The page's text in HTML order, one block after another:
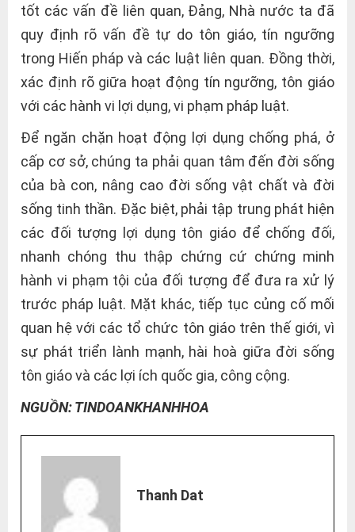
tốt các vấn đề liên quan, Đảng, Nhà nước ta đã
quy định rõ vấn đề tự do tôn giáo, tín ngưỡng
trong Hiến pháp và các luật liên quan. Đồng thời,
xác định rõ giữa hoạt động tín ngưỡng, tôn giáo
với các hành vi lợi dụng, vi phạm pháp luật.
Để ngăn chặn hoạt động lợi dụng chống phá, ở
cấp cơ sở, chúng ta phải quan tâm đến đời sống
của bà con, nâng cao đời sống vật chất và đời
sống tinh thần. Đặc biệt, phải tập trung phát hiện
các đối tượng lợi dụng tôn giáo để chống đối,
nhanh chóng thu thập chứng cứ chứng minh
hành vi phạm tội của đối tượng để đưa ra xử lý
trước pháp luật. Mặt khác, tiếp tục củng cố mối
quan hệ với các tổ chức tôn giáo trên thế giới, vì
sự phát triển lành mạnh, hài hoà giữa đời sống
tôn giáo và các lợi ích quốc gia, công cộng.
NGUỒN: TINDOANKHANHHOA
Thanh Dat